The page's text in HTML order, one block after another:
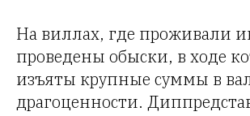
На виллах, где проживали
проведены обыски, в ходе
изъяты крупные суммы в
драгоценности.